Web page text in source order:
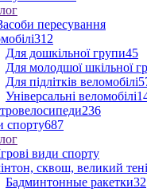
пересування
312
Для дошкільної групи45
Для молодшої шкільної
Для підлітків веломобілі
Універсальні веломобілі
236
спорту687
види спорту
сквош, великий
Бадминтонные ракетки32